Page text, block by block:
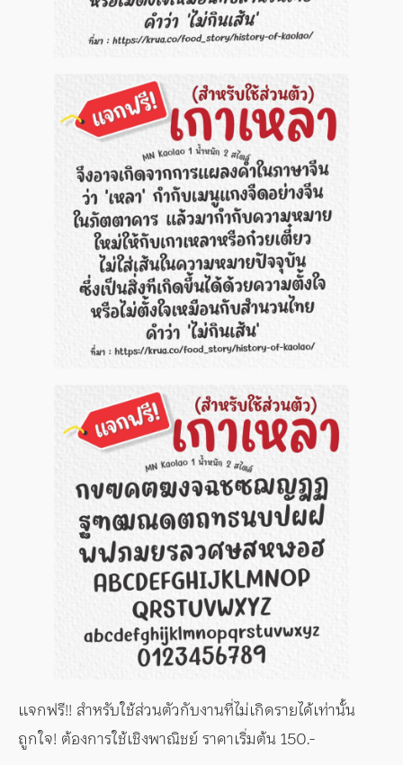
แจกฟรี!! สำหรับใช้ส่วนตัวกับงานที่ไม่เกิดรายได้เท่านั้น
ถูกใจ! ต้องการใช้เชิงพาณิชย์ ราคาเริ่มต้น 150.-